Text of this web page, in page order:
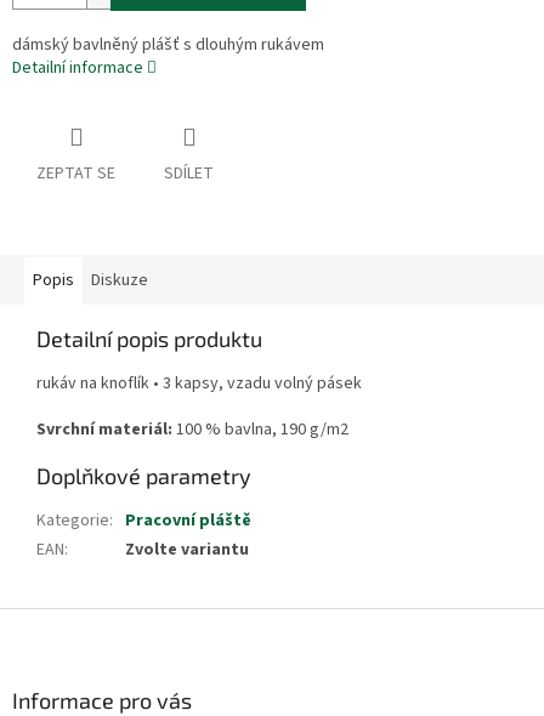
dámský bavlněný plášť s dlouhým rukávem
Detailní informace
ZEPTAT SE SDÍLET
Popis Diskuze
Detailní popis produktu
rukáv na knoflík • 3 kapsy, vzadu volný pásek
Svrchní materiál: 100 % bavlna, 190 g/m2
Doplňkové parametry
Kategorie: Pracovní pláště
EAN: Zvolte variantu
Informace pro vás